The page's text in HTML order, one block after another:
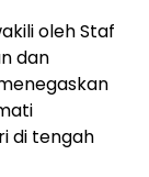
oleh Staf
dan
di tengah